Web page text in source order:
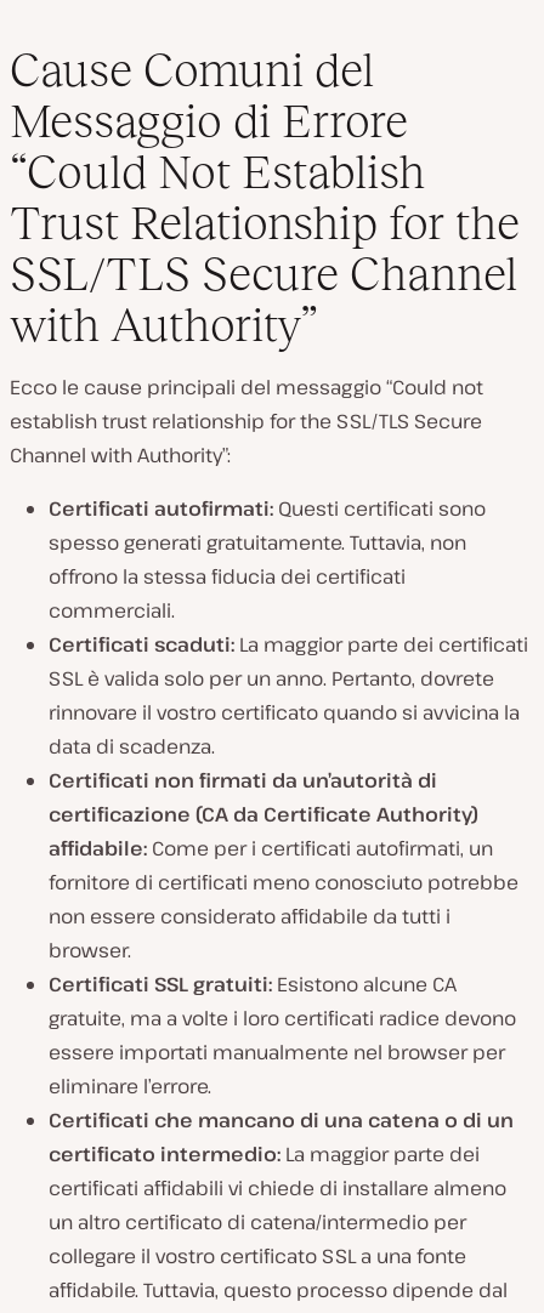
Cause Comuni del
Messaggio di Errore
“Could Not Establish
Trust Relationship for the
SSL/TLS Secure Channel
with Authority”
Ecco le cause principali del messaggio “Could not
establish trust relationship for the SSL/TLS Secure
Channel with Authority”:
Certificati autofirmati: Questi certificati sono
spesso generati gratuitamente. Tuttavia, non
offrono la stessa fiducia dei certificati
commerciali.
Certificati scaduti: La maggior parte dei certificati
SSL è valida solo per un anno. Pertanto, dovrete
rinnovare il vostro certificato quando si avvicina la
data di scadenza.
Certificati non firmati da un’autorità di
certificazione (CA da Certificate Authority)
affidabile: Come per i certificati autofirmati, un
fornitore di certificati meno conosciuto potrebbe
non essere considerato affidabile da tutti i
browser.
Certificati SSL gratuiti: Esistono alcune CA
gratuite, ma a volte i loro certificati radice devono
essere importati manualmente nel browser per
eliminare l’errore.
Certificati che mancano di una catena o di un
certificato intermedio: La maggior parte dei
certificati affidabili vi chiede di installare almeno
un altro certificato di catena/intermedio per
collegare il vostro certificato SSL a una fonte
affidabile. Tuttavia, questo processo dipende dal